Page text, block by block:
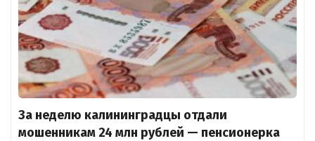
За неделю калининградцы отдали
мошенникам 24 млн рублей — пенсионерка